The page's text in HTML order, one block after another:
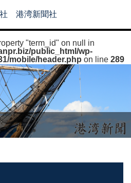
港湾新聞社
"term_id" on null in
public_html/wp-
mobile/header.php on line 289